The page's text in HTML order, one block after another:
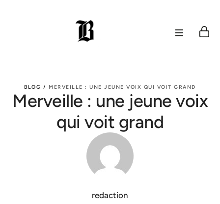
BLOG / MERVEILLE : UNE JEUNE VOIX QUI VOIT GRAND
Merveille : une jeune voix
qui voit grand
redaction